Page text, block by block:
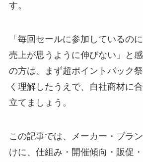
す。
「毎回セールに参加しているの
売上が思うように伸びない」と
の方は、まず超ポイントバック
く理解したうえで、自社商材に
立てましょう。
この記事では、メーカー・ブラ
けに、仕組み・開催傾向・販促